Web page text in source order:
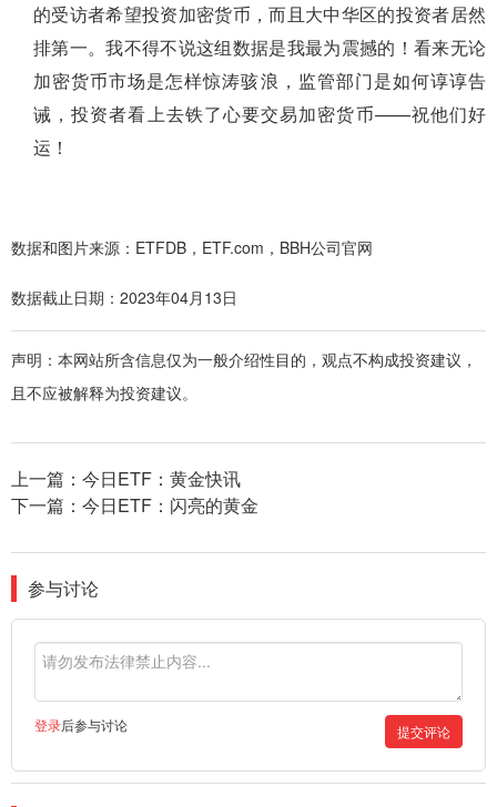
的受访者希望投资加密货币，而且大中华区的投资者居然
排第一。我不得不说这组数据是我最为震撼的！看来无论
加密货币市场是怎样惊涛骇浪，监管部门是如何谆谆告
诫，投资者看上去铁了心要交易加密货币——祝他们好
运！
数据和图片来源：ETFDB，ETF.com，BBH公司官网
数据截止日期：2023年04月13日
声明：本网站所含信息仅为一般介绍性目的，观点不构成投资建议，
且不应被解释为投资建议。
上一篇： 今日ETF：黄金快讯
下一篇： 今日ETF：闪亮的黄金
参与讨论
登录后参与讨论 提交评论